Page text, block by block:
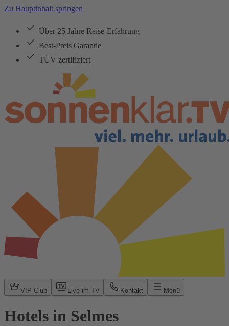
Zu Hauptinhalt springen
Über 25 Jahre Reise-Erfahrung
Best-Preis Garantie
TÜV zertifiziert
VIP Club Live im TV Kontakt Menü
Hotels in Selmes